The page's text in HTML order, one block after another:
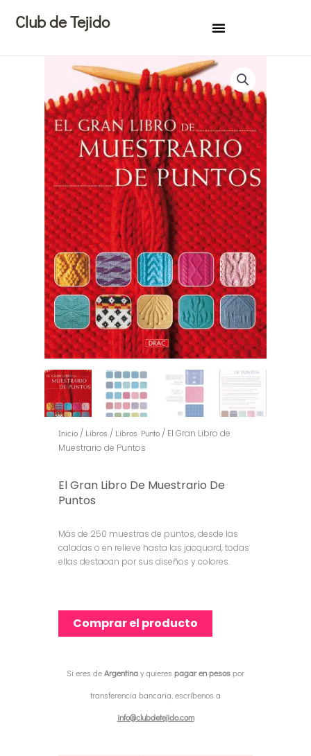
contenido
Club de Tejido
Inicio / Libros / Libros Punto / El Gran Libro de
Muestrario de Puntos
El Gran Libro De Muestrario De
Puntos
Más de 250 muestras de puntos, desde las
caladas o en relieve hasta las jacquard, todas
ellas destacan por sus diseños y colores. 
Comprar el producto
Si eres deArgentinay quieres pagar en pesospor
transferencia bancaria, escríbenos a
info@clubdetejido.com